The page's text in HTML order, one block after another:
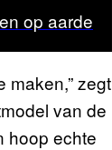
op aarde
maken,” zegt
van de
hoop echte